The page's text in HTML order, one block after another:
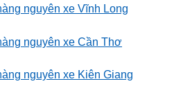
nguyên xe Vĩnh Long
nguyên xe Cần Thơ
nguyên xe Kiên Giang